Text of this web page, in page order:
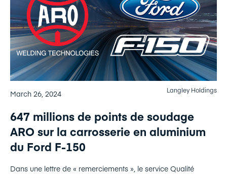
March 26, 2024 Langley Holdings
647 millions de points de soudage
ARO sur la carrosserie en aluminium
du Ford F-150
Dans une lettre de « remerciements », le service Qualité